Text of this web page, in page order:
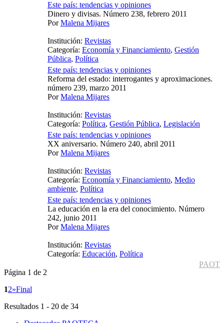
Este país: tendencias y opiniones
Dinero y divisas. Número 238, febrero 2011
PorMalena Mijares
Institución: Revistas
Categoría: Economía y Financiamiento, Gestión
Pública, Política
Este país: tendencias y opiniones
Reforma del estado: interrogantes y aproximaciones.
número 239, marzo 2011
PorMalena Mijares
Institución: Revistas
Categoría: Política, Gestión Pública, Legislación
Este país: tendencias y opiniones
XX aniversario. Número 240, abril 2011
PorMalena Mijares
Institución: Revistas
Categoría: Economía y Financiamiento, Medio
ambiente, Política
Este país: tendencias y opiniones
La educación en la era del conocimiento. Número
242, junio 2011
PorMalena Mijares
Institución: Revistas
Categoría: Educación, Política
PAOT
Página 1 de 2
12»Final
Resultados 1 - 20 de 34